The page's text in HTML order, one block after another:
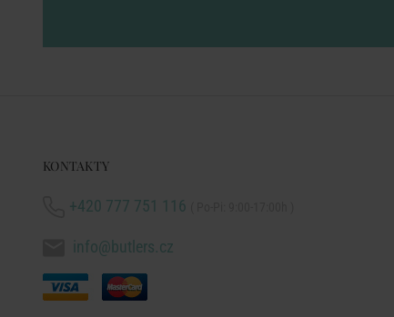
KONTAKTY
+420 777 751 116
info@butlers.cz